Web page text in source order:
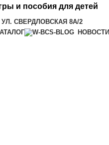
и пособия для детей
СВЕРДЛОВСКАЯ 8А/2
НОВОСТИ